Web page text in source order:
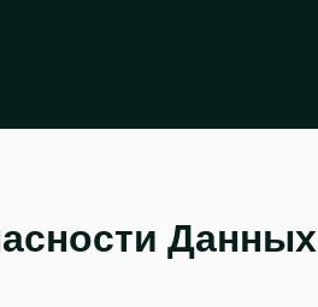
Данных